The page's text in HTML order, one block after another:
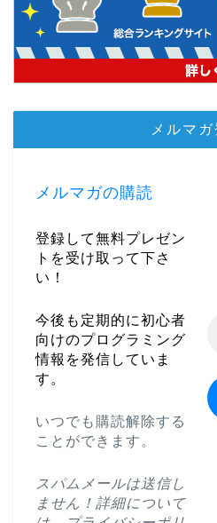
メルマ
メルマガの購読
登録して無料プレゼン
トを受け取って下さ
い！
今後も定期的に初心者
向けのプログラミング
情報を発信していま
す。
いつでも購読解除する
ことができます。
スパムメールは送信し
ません！詳細について